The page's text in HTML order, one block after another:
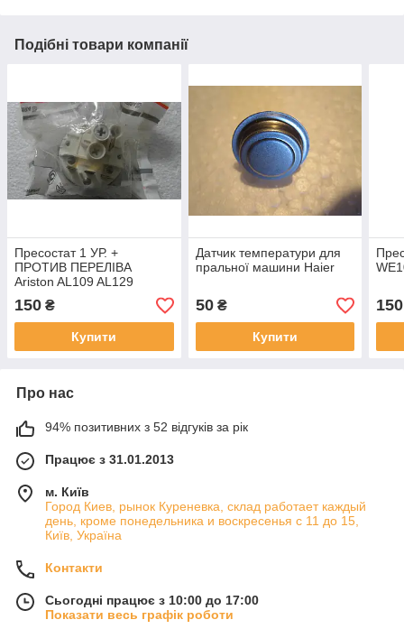
Подібні товари компанії
Пресостат 1 УР. +
ПРОТИВ ПЕРЕЛІВА
Ariston AL109 AL129
WE105
150 ₴
Купити
Датчик температури для
пральної машини Haier
50₴
Купити
150
Про нас
94% позитивних з 52 відгуків за рік
Працює з 31.01.2013
м. Київ
Город Киев, рынок Куреневка, склад работает каждый
день, кроме понедельника и воскресенья с 11 до 15,
Київ, Україна
Контакти
Сьогодні працює з 10:00 до 17:00
Показати весь графік роботи